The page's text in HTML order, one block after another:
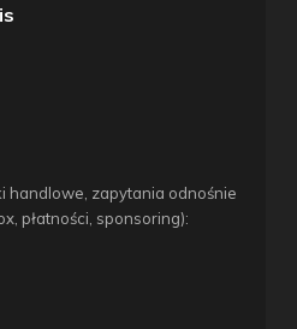
handlowe, zapytania odnośnie
płatności, sponsoring):